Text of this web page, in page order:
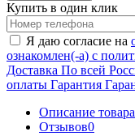
Купить в один клик
Я даю согласие на
ознакомлен(-а) с
Доставка По всей
оплаты Гарантия
Описание товара
Отзывов0